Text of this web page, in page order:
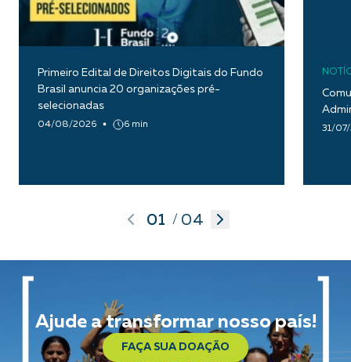
Primeiro Edital de Direitos Digitais do Fundo
Brasil anuncia 20 organizações pré-
selecionadas
04/08/2026 6 min 31/
01 / 04
Ajude a transformar nosso país!
FAÇA SUA DOAÇÃO